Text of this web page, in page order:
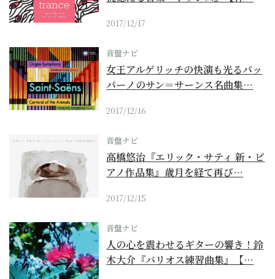
2017/12/17
音盤ナビ
女王アルゲリッチの快演も光るパッ
パーノのサン＝サーンス名曲集…
2017/12/16
音盤ナビ
高橋悠治『エリック・サティ 新・ピ
アノ作品集』歳月を経て再び…
2017/12/15
音盤ナビ
人の心を震わせるギターの響き！鈴
木大介『バリオス練習曲集』【…